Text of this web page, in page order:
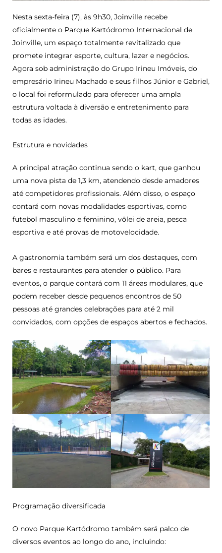
Nesta sexta-feira (7), às 9h30, Joinville recebe
oficialmente o Parque Kartódromo Internacional de
Joinville, um espaço totalmente revitalizado que
promete integrar esporte, cultura, lazer e negócios.
Agora sob administração do Grupo Irineu Imóveis, do
empresário Irineu Machado e seus filhos Júnior e Gabriel,
o local foi reformulado para oferecer uma ampla
estrutura voltada à diversão e entretenimento para
todas as idades.
Estrutura e novidades
A principal atração continua sendo o kart, que ganhou
uma nova pista de 1,3 km, atendendo desde amadores
até competidores profissionais. Além disso, o espaço
contará com novas modalidades esportivas, como
futebol masculino e feminino, vôlei de areia, pesca
esportiva e até provas de motovelocidade.
A gastronomia também será um dos destaques, com
bares e restaurantes para atender o público. Para
eventos, o parque contará com 11 áreas modulares, que
podem receber desde pequenos encontros de 50
pessoas até grandes celebrações para até 2 mil
convidados, com opções de espaços abertos e fechados.
Programação diversificada
O novo Parque Kartódromo também será palco de
diversos eventos ao longo do ano, incluindo: